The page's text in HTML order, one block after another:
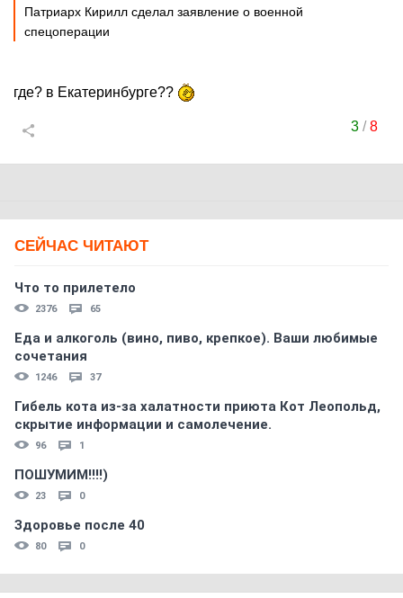
Патриарх Кирилл сделал заявление о военной
спецоперации
где? в Екатеринбурге??
3/8
СЕЙЧАС ЧИТАЮТ
Что то прилетело
2376 65
Еда и алкоголь (вино, пиво, крепкое). Ваши любимые
сочетания
1246 37
Гибель кота из-за халатности приюта Кот Леопольд,
скрытиe информации и самолечение.
96 1
ПОШУМИМ!!!!)
23 0
Здоровье после 40
80 0